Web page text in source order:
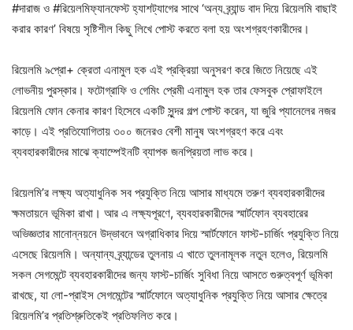
#দারাজ ও #রিয়েলমিফ্যানফেস্ট হ্যাশট্যাগের সাথে ‘অন্য ব্র্যান্ড বাদ দিয়ে রিয়েলমি বাছাই
করার কারণ’ বিষয়ে সৃষ্টিশীল কিছু লিখে পোস্ট করতে বলা হয় অংশগ্রহণকারীদের।
রিয়েলমি ৯প্রো+ ক্রেতা এনামুল হক এই প্রক্রিয়া অনুসরণ করে জিতে নিয়েছে এই
লোভনীয় পুরস্কার। ফটোগ্রাফি ও গেমিং প্রেমী এনামুল হক তার ফেসবুক প্রোফাইলে
রিয়েলমি ফোন কেনার কারণ হিসেবে একটি সুন্দর গল্প পোস্ট করেন, যা জুরি প্যানেলের নজর
কাড়ে। এই প্রতিযোগিতায় ৩০০ জনেরও বেশী মানুষ অংশগ্রহণ করে এবং
ব্যবহারকারীদের মাঝে ক্যাম্পেইনটি ব্যাপক জনপ্রিয়তা লাভ করে।
রিয়েলমি’র লক্ষ্য অত্যাধুনিক সব প্রযুক্তি নিয়ে আসার মাধ্যমে তরুণ ব্যবহারকারীদের
ক্ষমতায়নে ভূমিকা রাখা। আর এ লক্ষ্যপূরণে, ব্যবহারকারীদের স্মার্টফোন ব্যবহারের
অভিজ্ঞতার মানোন্নয়নে উদ্ভাবনে অগ্রাধিকার দিয়ে স্মার্টফোনে ফাস্ট-চার্জিং প্রযুক্তি নিয়ে
এসেছে রিয়েলমি। অন্যান্য ব্র্যান্ডের তুলনায় এ খাতে তুলনামূলক নতুন হলেও, রিয়েলমি
সকল সেগমেন্টে ব্যবহারকারীদের জন্য ফাস্ট-চার্জিং সুবিধা নিয়ে আসতে গুরুত্বপূর্ণ ভূমিকা
রাখছে, যা লো-প্রাইস সেগমেন্টের স্মার্টফোনে অত্যাধুনিক প্রযুক্তি নিয়ে আসার ক্ষেত্রে
রিয়েলমি’র প্রতিশ্রুতিকেই প্রতিফলিত করে।